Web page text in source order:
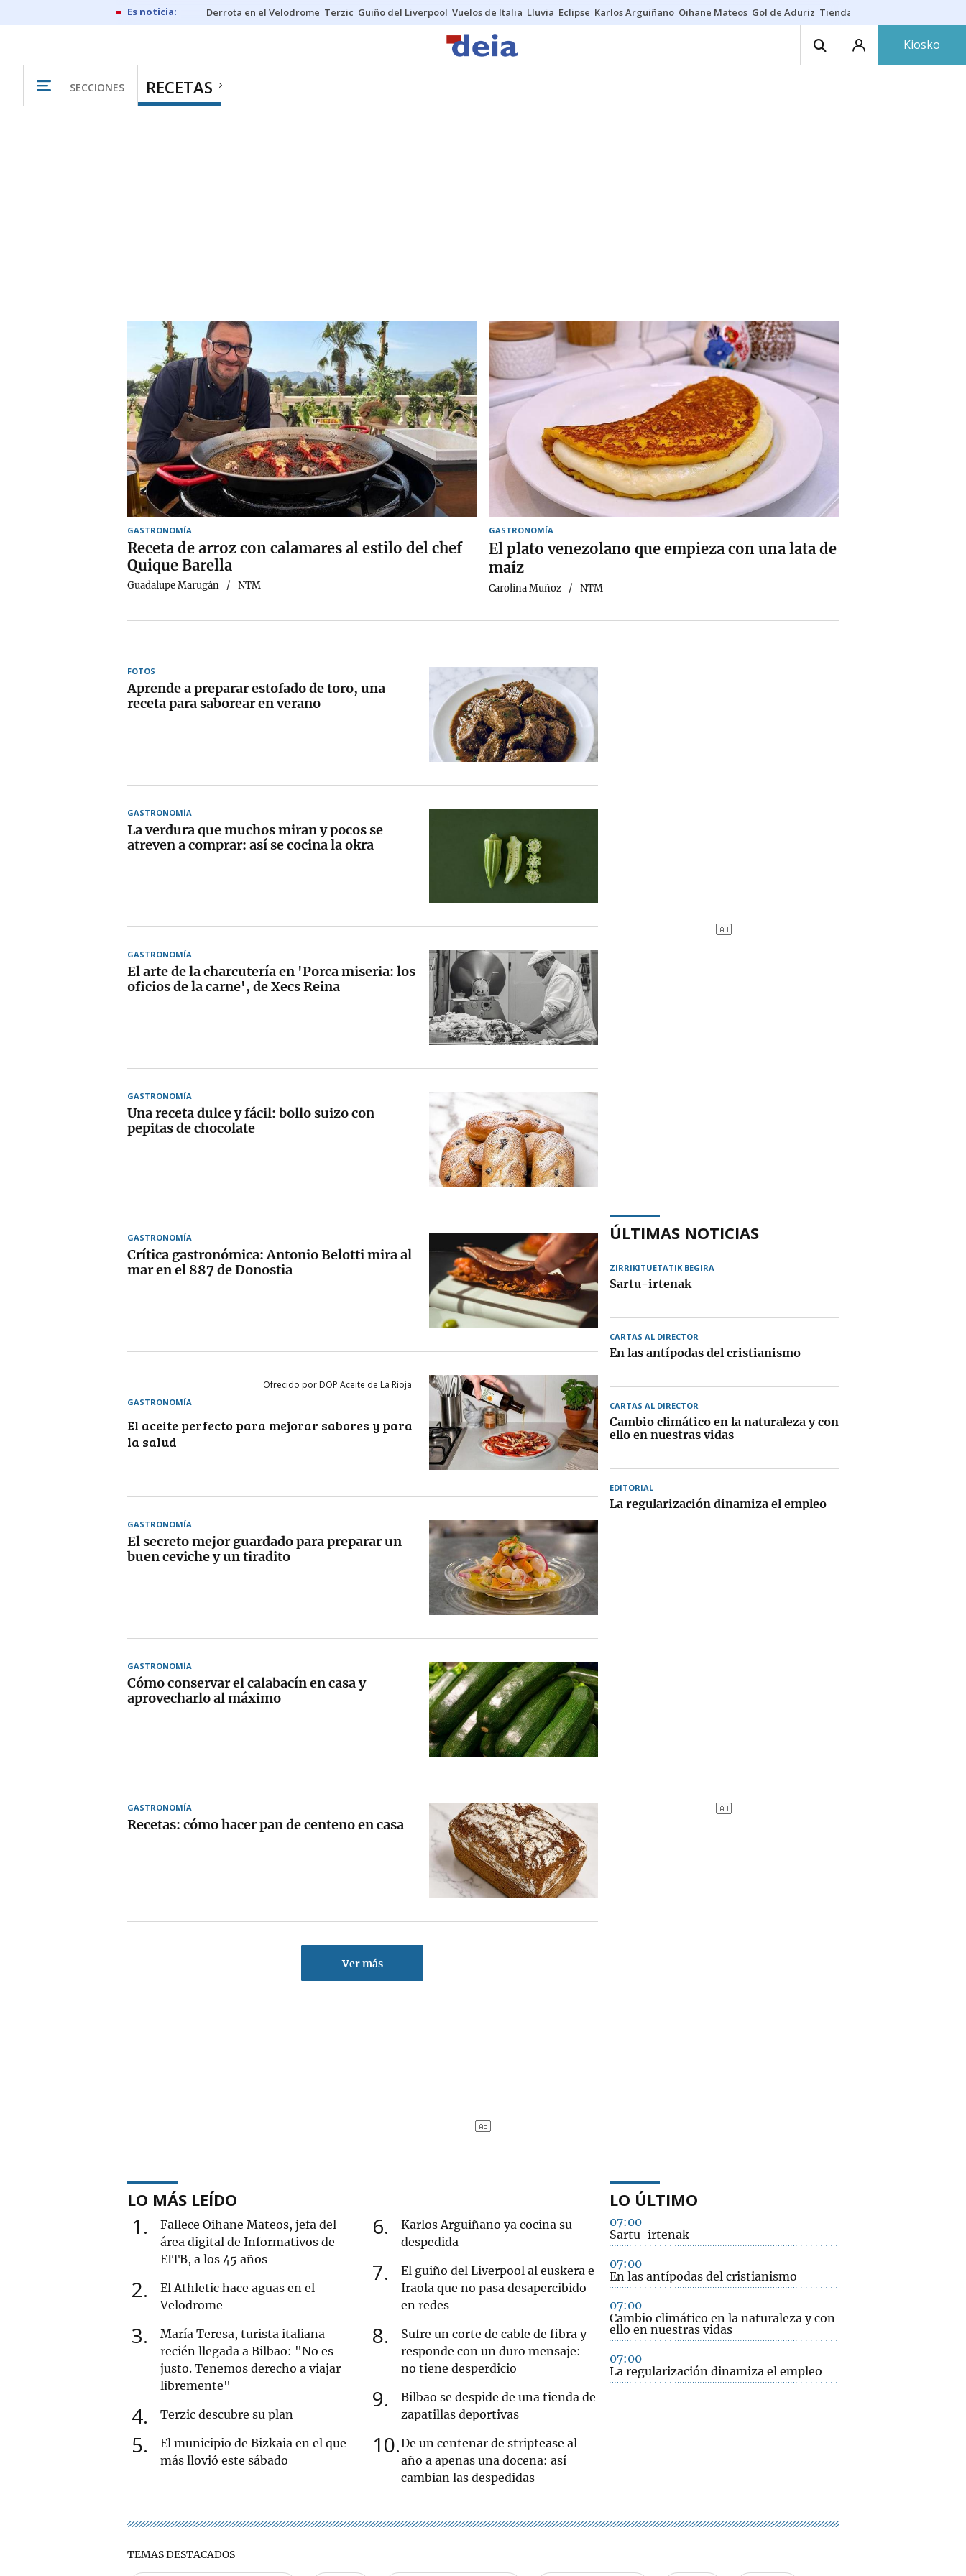
Derrota en el Velodrome Terzic Guiño del Liverpool Vuelos de Italia Lluvia Eclipse Karlos Arguiñano Oihane Mateos Gol de Aduriz Tienda de zapatillas
Kiosko
SECCIONES RECETAS
GASTRONOMÍA
Receta de arroz con calamares al estilo del chef
Quique Barella
Guadalupe Marugán NTM
GASTRONOMÍA
El plato venezolano que empieza con una lata de
maíz
Carolina Muñoz NTM
FOTOS
Aprende a preparar estofado de toro, una
receta para saborear en verano
GASTRONOMÍA
La verdura que muchos miran y pocos se
atreven a comprar: así se cocina la okra
GASTRONOMÍA
El arte de la charcutería en 'Porca miseria: los
oficios de la carne', de Xecs Reina
GASTRONOMÍA
Una receta dulce y fácil: bollo suizo con
pepitas de chocolate
GASTRONOMÍA
Crítica gastronómica: Antonio Belotti mira al
mar en el 887 de Donostia
Ofrecido por DOP Aceite de La Rioja
GASTRONOMÍA
El aceite perfecto para mejorar sabores y para
la salud
GASTRONOMÍA
El secreto mejor guardado para preparar un
buen ceviche y un tiradito
GASTRONOMÍA
Cómo conservar el calabacín en casa y
aprovecharlo al máximo
GASTRONOMÍA
Recetas: cómo hacer pan de centeno en casa
Ver más
ÚLTIMAS NOTICIAS
ZIRRIKITUETATIK BEGIRA
Sartu-irtenak
CARTAS AL DIRECTOR
En las antípodas del cristianismo
CARTAS AL DIRECTOR
Cambio climático en la naturaleza y con
ello en nuestras vidas
EDITORIAL
La regularización dinamiza el empleo
LO MÁS LEÍDO
1
Fallece Oihane Mateos, jefa del
área digital de Informativos de
EITB, a los 45 años
2
El Athletic hace aguas en el
Velodrome
3
María Teresa, turista italiana
recién llegada a Bilbao: "No es
justo. Tenemos derecho a viajar
libremente"
4 Terzic descubre su plan
5
El municipio de Bizkaia en el que
más llovió este sábado
6
Karlos Arguiñano ya cocina su
despedida
7
El guiño del Liverpool al euskera e
Iraola que no pasa desapercibido
en redes
8
Sufre un corte de cable de fibra y
responde con un duro mensaje:
no tiene desperdicio
9
Bilbao se despide de una tienda de
zapatillas deportivas
10 De un centenar de striptease al
año a apenas una docena: así
cambian las despedidas
LO ÚLTIMO
07:00
Sartu-irtenak
07:00
En las antípodas del cristianismo
07:00
Cambio climático en la naturaleza y con
ello en nuestras vidas
07:00
La regularización dinamiza el empleo
TEMAS DESTACADOS